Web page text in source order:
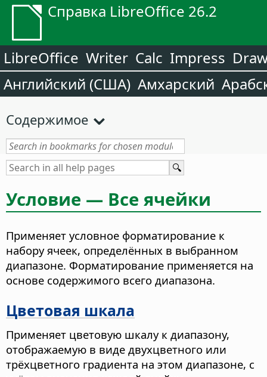
Справка LibreOffice 26.2
LibreOffice Writer Calc Impress
Английский (США) Амхарский
Содержимое
Условие — Все ячейки
Применяет условное форматирование к
набору ячеек, определённых в выбранном
диапазоне. Форматирование применяется на
основе содержимого всего диапазона.
Цветовая шкала
Применяет цветовую шкалу к диапазону,
отображаемую в виде двухцветного или
трёхцветного градиента на этом диапазоне, с